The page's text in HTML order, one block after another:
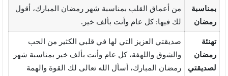
بمناسبة
رمضان
من أعماق القلب بمناسبة شهر رمضان المبارك، أقول
لك فيها: كل عام وأنت بألف خير.
تهنئة
رمضان
لصديقتي
صديقتي العزيز التي لها في قلبي الكثير من الحب
والشوق واللهفة، كل عام وأنت بألف خير بمناسبة شهر
رمضان المبارك، أسأل الله تعالى لك القوة والهمة